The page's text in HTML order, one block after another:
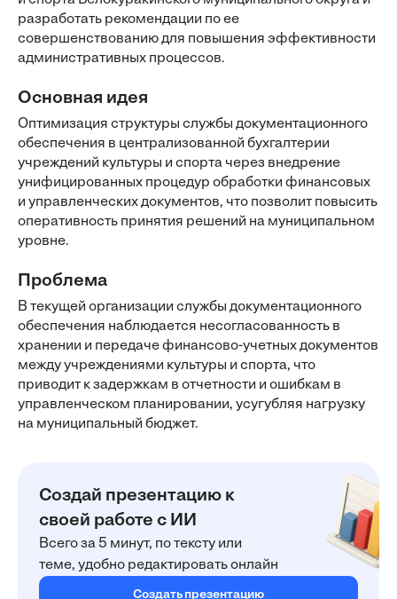
разработать рекомендации по ее
совершенствованию для повышения эффективности
административных процессов.
Основная идея
Оптимизация структуры службы документационного
обеспечения в централизованной бухгалтерии
учреждений культуры и спорта через внедрение
унифицированных процедур обработки финансовых
и управленческих документов, что позволит повысить
оперативность принятия решений на муниципальном
уровне.
Проблема
В текущей организации службы документационного
обеспечения наблюдается несогласованность в
хранении и передаче финансово-учетных документов
между учреждениями культуры и спорта, что
приводит к задержкам в отчетности и ошибкам в
управленческом планировании, усугубляя нагрузку
на муниципальный бюджет.
Создай презентацию к
своей работе с ИИ
Всего за 5 минут, по тексту или
теме, удобно редактировать онлайн
Создать презентацию